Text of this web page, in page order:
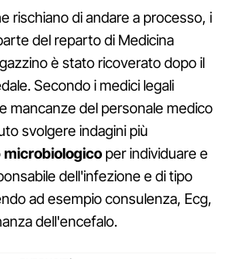
rischiano di andare a processo, i
del reparto di Medicina
è stato ricoverato dopo il
Secondo i medici legali
mancanze del personale medico
svolgere indagini più
microbiologico per individuare e
dell'infezione e di tipo
ad esempio consulenza, Ecg,
dell'encefalo.